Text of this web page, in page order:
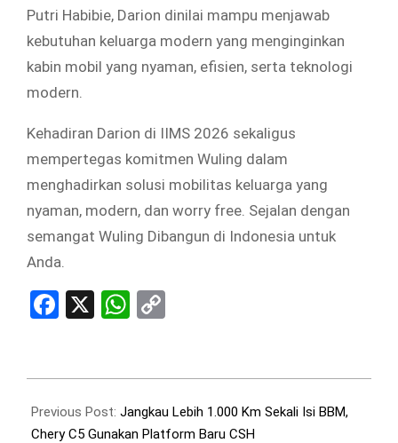
Putri Habibie, Darion dinilai mampu menjawab
kebutuhan keluarga modern yang menginginkan
kabin mobil yang nyaman, efisien, serta teknologi
modern.
Kehadiran Darion di IIMS 2026 sekaligus
mempertegas komitmen Wuling dalam
menghadirkan solusi mobilitas keluarga yang
nyaman, modern, dan worry free. Sejalan dengan
semangat Wuling Dibangun di Indonesia untuk
Anda.
Facebook
X WhatsApp
02-
14
Previous Post: Jangkau Lebih 1.000 Km Sekali Isi BBM,
Chery C5 Gunakan Platform Baru CSH